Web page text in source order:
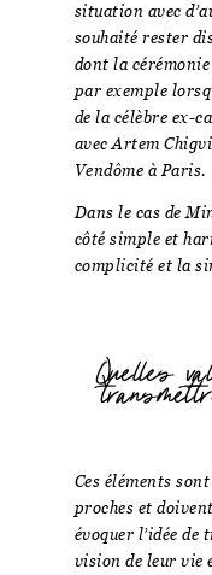
situation avec
souhaité rester
dont la
par exemple
de la célèbre ex-
avec Artem
Vendôme à Paris.
Dans le cas de
côté simple et
complicité et la
Quelles
Ces éléments
proches et
évoquer l’idée
vision de leur vie